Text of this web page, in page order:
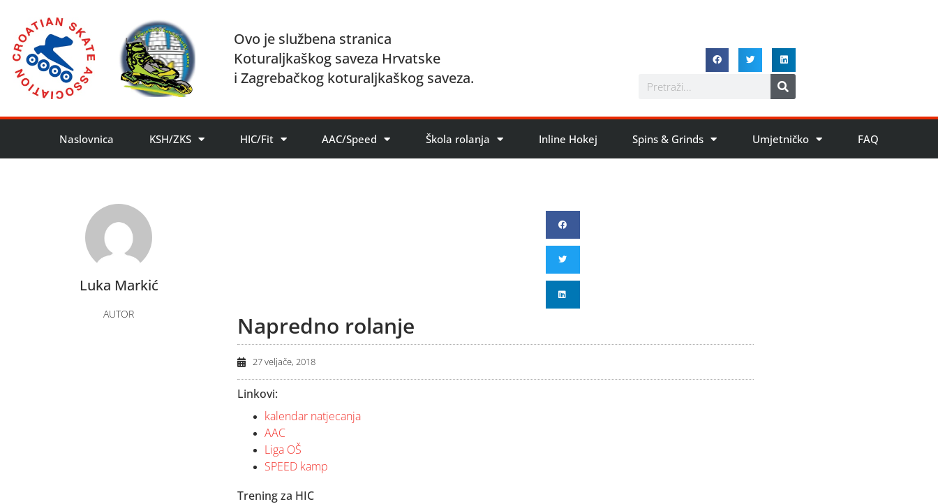
Ovo je službena stranica
Koturaljkaškog saveza Hrvatske
i Zagrebačkog koturaljkaškog saveza.
Naslovnica KSH/ZKS HIC/Fit AAC/Speed Škola rolanja Inline Hokej Spins & Grinds Umjetničko FAQ
Luka Markić
AUTOR Napredno rolanje
27 veljače, 2018
Linkovi:
kalendar natjecanja
AAC
Liga OŠ
SPEED kamp
Trening za HIC